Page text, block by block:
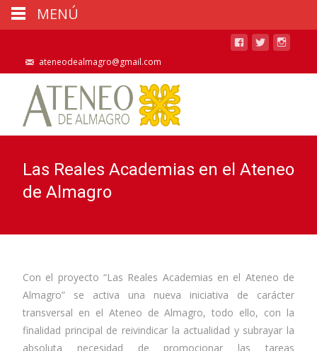
ateneodealmagro@gmail.com
Las Reales Academias en el Ateneo
de Almagro
Con el proyecto “Las Reales Academias en el Ateneo de
Almagro” se activa una nueva iniciativa de carácter
transversal en el Ateneo de Almagro, todo ello, con la
finalidad principal de reivindicar la actualidad y subrayar la
absoluta necesidad de promocionar las tareas
MENÚ